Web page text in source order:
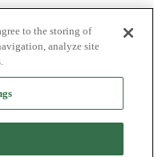
to the storing of
analyze site